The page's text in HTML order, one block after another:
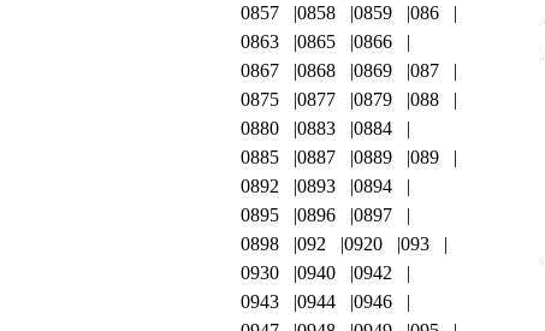
0857
0858 0859
086
0863
0865
0866
0867
0868 0869
087
0875
0877 0879
088
0880
0883
0884
0885
0887 0889
089
0892
0893
0894
0895
0896
0897
0898
092 0920
093
0930
0940
0942
0943
0944
0946